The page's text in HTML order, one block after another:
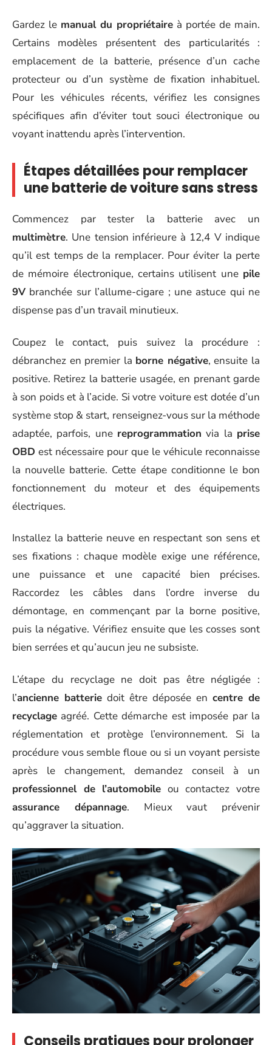
Gardez le manual du propriétaire à portée de main.
Certains modèles présentent des particularités :
emplacement de la batterie, présence d’un cache
protecteur ou d’un système de fixation inhabituel.
Pour les véhicules récents, vérifiez les consignes
spécifiques afin d’éviter tout souci électronique ou
voyant inattendu après l’intervention.
Étapes détaillées pour remplacer
une batterie de voiture sans stress
Commencez par tester la batterie avec un
multimètre. Une tension inférieure à 12,4 V indique
qu’il est temps de la remplacer. Pour éviter la perte
de mémoire électronique, certains utilisent une pile
9Vbranchée sur l’allume-cigare ; une astuce qui ne
dispense pas d’un travail minutieux.
Coupez le contact, puis suivez la procédure :
débranchez en premier la borne négative, ensuite la
positive. Retirez la batterie usagée, en prenant garde
à son poids et à l’acide. Si votre voiture est dotée d’un
système stop & start, renseignez-vous sur la méthode
adaptée, parfois, une reprogrammation via la prise
OBD est nécessaire pour que le véhicule reconnaisse
la nouvelle batterie. Cette étape conditionne le bon
fonctionnement du moteur et des équipements
électriques.
Installez la batterie neuve en respectant son sens et
ses fixations : chaque modèle exige une référence,
une puissance et une capacité bien précises.
Raccordez les câbles dans l’ordre inverse du
démontage, en commençant par la borne positive,
puis la négative. Vérifiez ensuite que les cosses sont
bien serrées et qu’aucun jeu ne subsiste.
L’étape du recyclage ne doit pas être négligée :
l’ancienne batterie doit être déposée en centre de
recyclage agréé. Cette démarche est imposée par la
réglementation et protège l’environnement. Si la
procédure vous semble floue ou si un voyant persiste
après le changement, demandez conseil à un
professionnel de l’automobile ou contactez votre
assurance dépannage. Mieux vaut prévenir
qu’aggraver la situation.
Conseils pratiques pour prolonger